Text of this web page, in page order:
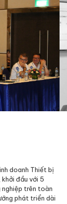
doanh Thiết bị
đầu với 5
trên toàn
phát triển dài